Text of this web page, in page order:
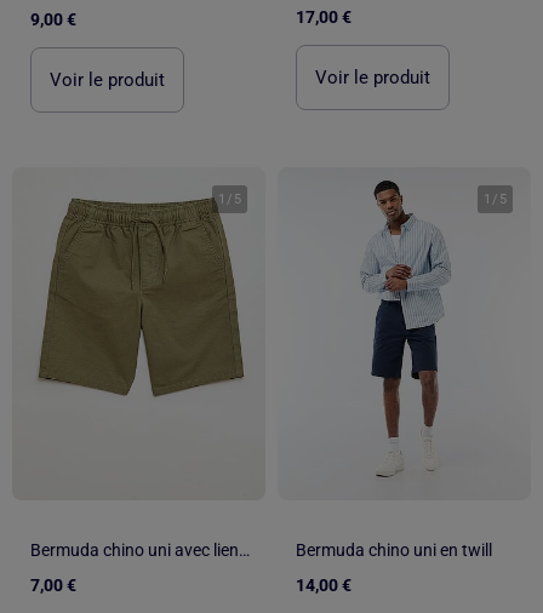
9,00 €
Voir le produit
17,00 €
Voir le produit
1 / 5
Bermuda chino uni avec liens de serrage
7,00 €
1 / 5
Bermuda chino uni en twill
14,00 €